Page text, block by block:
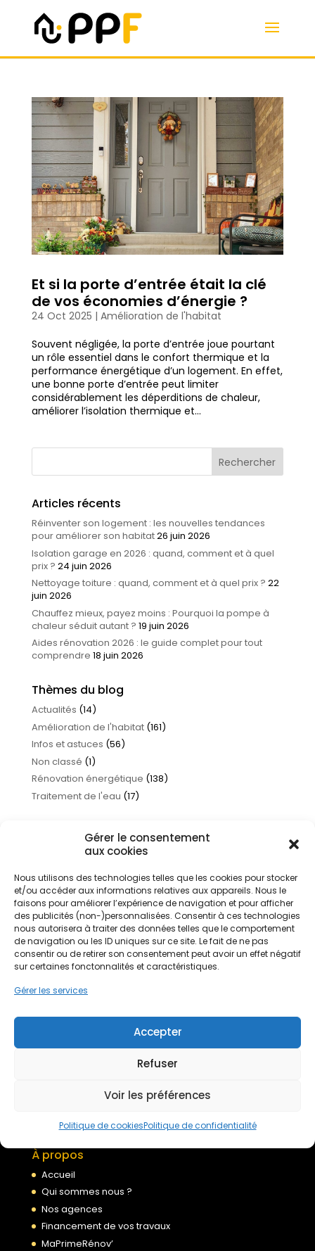
Gérer le consentement
aux cookies
Nous utilisons des technologies telles que les cookies pour stocker
et/ou accéder aux informations relatives aux appareils. Nous le
faisons pour améliorer l’expérience de navigation et pour afficher
des publicités (non-)personnalisées. Consentir à ces technologies
nous autorisera à traiter des données telles que le comportement
de navigation ou les ID uniques sur ce site. Le fait de ne pas
consentir ou de retirer son consentement peut avoir un effet négatif
sur certaines fonctonnalités et caractéristiques.
Gérer les services
Accepter
Refuser
Voir les préférences
Politique de cookiesPolitique de confidentialité
Et si la porte d’entrée était la clé
de vos économies d’énergie ?
24 Oct 2025 | Amélioration de l'habitat
Souvent négligée, la porte d’entrée joue pourtant
un rôle essentiel dans le confort thermique et la
performance énergétique d’un logement. En effet,
une bonne porte d’entrée peut limiter
considérablement les déperditions de chaleur,
améliorer l’isolation thermique et...
Articles récents
Réinventer son logement : les nouvelles tendances
pour améliorer son habitat26 juin 2026
Isolation garage en 2026 : quand, comment et à quel
prix ? 24 juin 2026
Nettoyage toiture : quand, comment et à quel prix ? 22
juin 2026
Chauffez mieux, payez moins : Pourquoi la pompe à
chaleur séduit autant ? 19 juin 2026
Aides rénovation 2026 : le guide complet pour tout
comprendre 18 juin 2026
Thèmes du blog
Actualités (14)
Amélioration de l'habitat(161)
Infos et astuces (56)
Non classé (1)
Rénovation énergétique (138)
Traitement de l'eau (17)
Devis gratuit
Conditions générales de services
À propos
Accueil
Qui sommes nous ?
Nos agences
Financement de vos travaux
MaPrimeRénov’